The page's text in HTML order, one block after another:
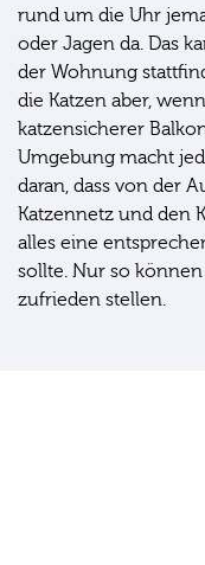
rund um die Uhr
oder Jagen da. Das
der Wohnung
die Katzen aber,
katzensicherer
Umgebung macht
daran, dass von der
Katzennetz und den
alles eine
sollte. Nur so
zufrieden stellen.